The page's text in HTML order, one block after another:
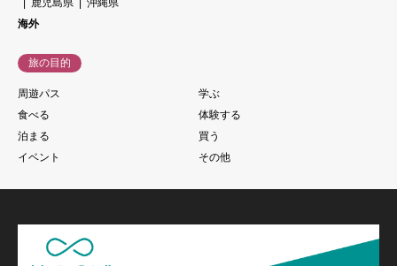
鹿児島県
沖縄県
海外
旅の目的
周遊パス
学ぶ
食べる
体験する
泊まる
買う
イベント
その他